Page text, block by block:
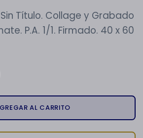
Título. Collage y Grabado
P.A. 1/1. Firmado. 40 x 60
AL CARRITO